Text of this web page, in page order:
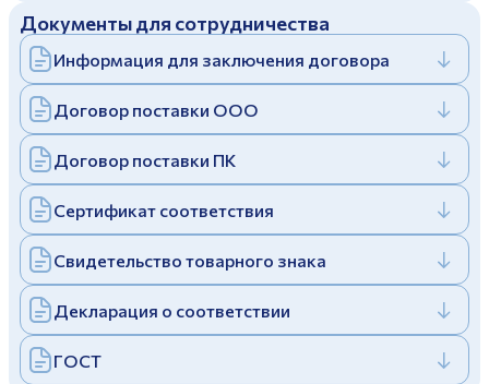
Отправить
Заполняя и отправляя форму, вы соглашаетесь
cполитикой конфиденциальности
Заполняя и отправляя форму, вы соглашаетесь
cполитикой конфиденциальности
Дулевский фарфоровый завод ©
Политика конфиденциальности
Документы для сотрудничества
Информация для заключения договора
Договор поставки ООО
Договор поставки ПК
Сертификат соответствия
Свидетельство товарного знака
Декларация о соответствии
ГОСТ